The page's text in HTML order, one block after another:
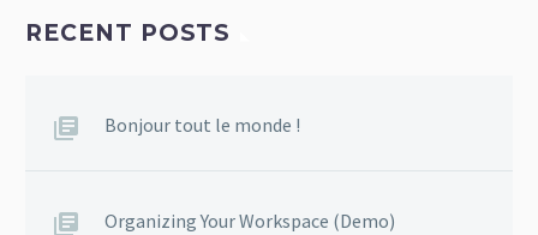
RECENT POSTS
Bonjour tout le monde !
Organizing Your Workspace (Demo)